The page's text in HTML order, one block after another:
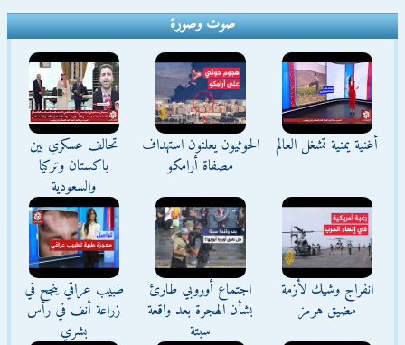
صوت وصورة
أغنية يمنية تشغل العالم
الحوثيون يعلنون استهداف
مصفاة أرامكو
تحالف عسكري بين
باكستان وتركيا
والسعودية
انفراج وشيك لأزمة
مضيق هرمز
اجتماع أوروبي طارئ
بشأن الهجرة بعد واقعة
سبتة
طبيب عراقي ينجح في
زراعة أنف في رأس
بشري